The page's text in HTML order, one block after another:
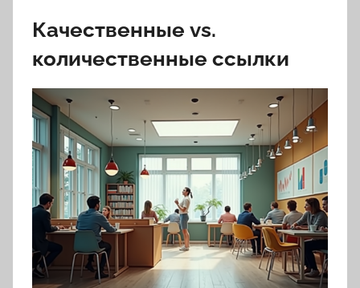
Качественные vs.
количественные ссылки